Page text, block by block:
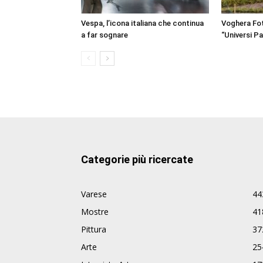
Vespa, l’icona italiana che continua
a far sognare
Voghera
“Universi
Categorie più ricercate
Varese
Mostre
Pittura
Arte